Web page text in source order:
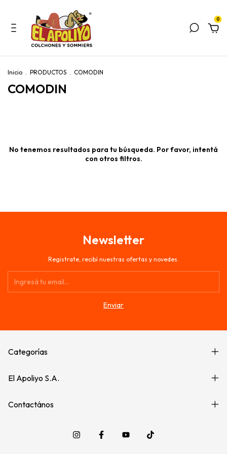
0
Inicio . PRODUCTOS . COMODIN
COMODIN
No tenemos resultados para tu búsqueda. Por favor, intentá
con otros filtros.
Newsletter
Registrate, recibí nuestras ofertas y novedes.
Categorías
El Apoliyo S.A.
Contactános